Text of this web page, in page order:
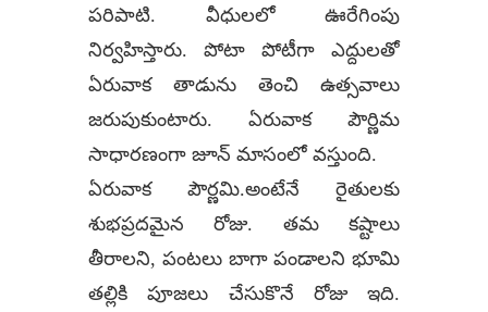
పరిపాటి. వీధులలో ఊరేగింపు
నిర్వహిస్తారు. పోటా పోటీగా ఎద్దులతో
ఏరువాక తాడును తెంచి ఉత్సవాలు
జరుపుకుంటారు. ఏరువాక పౌర్ణిమ
సాధారణంగా జూన్ మాసంలో వస్తుంది.
ఏరువాక పౌర్ణమి.అంటేనే రైతులకు
శుభప్రదమైన రోజు. తమ కష్టాలు
తీరాలని, పంటలు బాగా పండాలని భూమి
తల్లికి పూజలు చేసుకొనే రోజు ఇది.